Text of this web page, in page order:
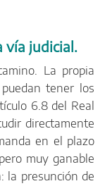
vía judicial.
La propia
tener los
6.8 del Real
directamente
en el plazo
muy ganable
la presunción de